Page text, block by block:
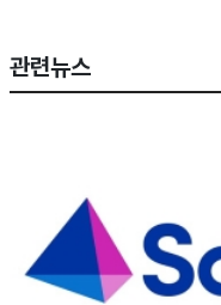
관련뉴스